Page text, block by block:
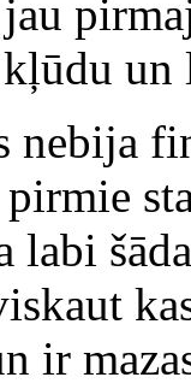
nebija
labi
ir